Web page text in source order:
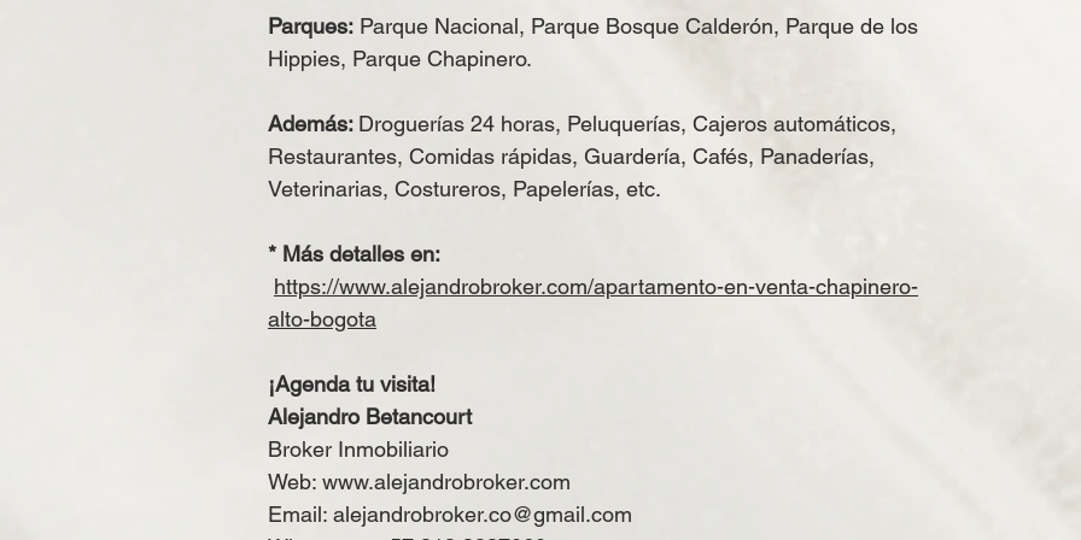
Parques: Parque Nacional, Parque Bosque Calderón, Parque de los
Hippies, Parque Chapinero.
Además: Droguerías 24 horas, Peluquerías, Cajeros automáticos,
Restaurantes, Comidas rápidas, Guardería, Cafés, Panaderías,
Veterinarias, Costureros, Papelerías, etc.
* Más detalles en:
https://www.alejandrobroker.com/apartamento-en-venta-chapinero-
alto-bogota
¡Agenda tu visita!
Alejandro Betancourt
Broker Inmobiliario
Web: www.alejandrobroker.com
Email: alejandrobroker.co@gmail.com